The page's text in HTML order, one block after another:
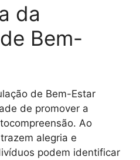
da
Bem-
de Bem-Estar
de promover a
Ao
alegria e
podem identificar